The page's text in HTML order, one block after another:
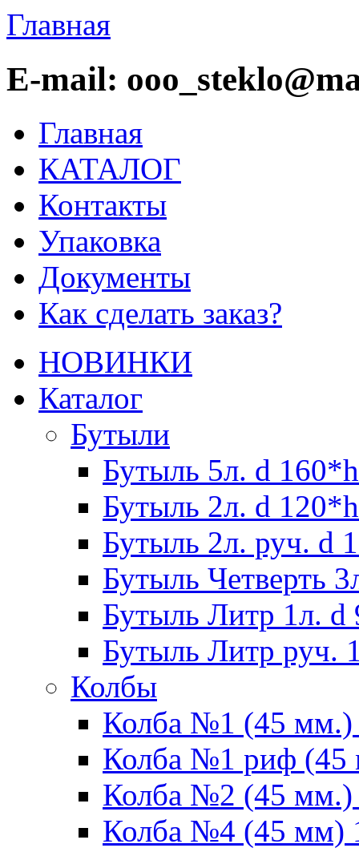
Главная
E-mail:
Главная
КАТАЛОГ
Контакты
Упаковка
Документы
Как сделать заказ?
НОВИНКИ
Каталог
Бутыли
Бутыль 5л. d
Бутыль 2л. d
Бутыль 2л. руч. d
Бутыль Четверть
Бутыль Литр 1л.
Бутыль Литр руч.
Колбы
Колба №1 (45 мм.)
Колба №1 риф (45
Колба №2 (45 мм.)
Колба №4 (45 мм)